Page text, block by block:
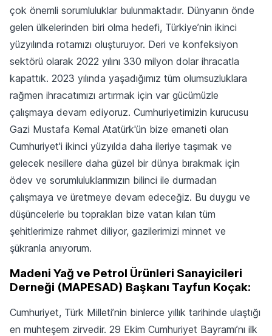
çok önemli sorumluluklar bulunmaktadır. Dünyanın önde
gelen ülkelerinden biri olma hedefi, Türkiye’nin ikinci
yüzyılında rotamızı oluşturuyor. Deri ve konfeksiyon
sektörü olarak 2022 yılını 330 milyon dolar ihracatla
kapattık. 2023 yılında yaşadığımız tüm olumsuzluklara
rağmen ihracatımızı artırmak için var gücümüzle
çalışmaya devam ediyoruz. Cumhuriyetimizin kurucusu
Gazi Mustafa Kemal Atatürk'ün bize emaneti olan
Cumhuriyet'i ikinci yüzyılda daha ileriye taşımak ve
gelecek nesillere daha güzel bir dünya bırakmak için
ödev ve sorumluluklarımızın bilinci ile durmadan
çalışmaya ve üretmeye devam edeceğiz. Bu duygu ve
düşüncelerle bu toprakları bize vatan kılan tüm
şehitlerimize rahmet diliyor, gazilerimizi minnet ve
şükranla anıyorum.
Madeni Yağ ve Petrol Ürünleri Sanayicileri
Derneği (MAPESAD) Başkanı Tayfun Koçak:
Cumhuriyet, Türk Milleti’nin binlerce yıllık tarihinde ulaştığı
en muhteşem zirvedir. 29 Ekim Cumhuriyet Bayramı’nı ilk